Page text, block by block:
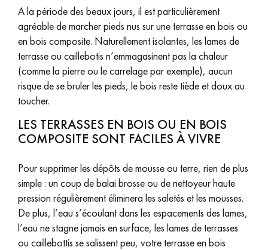
A la période des beaux jours, il est particulièrement
agréable de marcher pieds nus sur une terrasse en bois ou
en bois composite. Naturellement isolantes, les lames de
terrasse ou caillebotis n’emmagasinent pas la chaleur
(comme la pierre ou le carrelage par exemple), aucun
risque de se bruler les pieds, le bois reste tiède et doux au
toucher.
LES TERRASSES EN BOIS OU EN BOIS
COMPOSITE SONT FACILES À VIVRE
Pour supprimer les dépôts de mousse ou terre, rien de plus
simple : un coup de balai brosse ou de nettoyeur haute
pression régulièrement éliminera les saletés et les mousses.
De plus, l’eau s’écoulant dans les espacements des lames,
l’eau ne stagne jamais en surface, les lames de terrasses
ou caillebottis se salissent peu, votre terrasse en bois